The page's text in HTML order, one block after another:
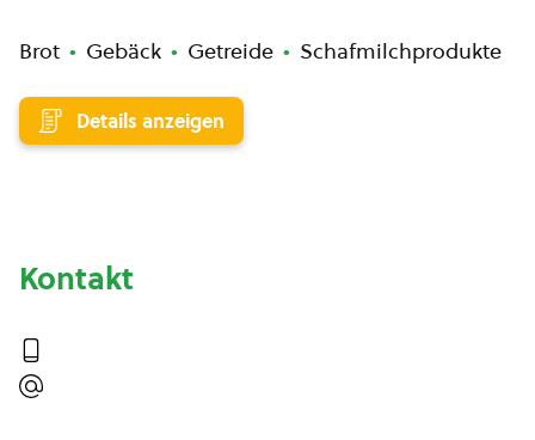
Brot Gebäck Getreide Schafmilchprodukte
Details anzeigen
Kontakt